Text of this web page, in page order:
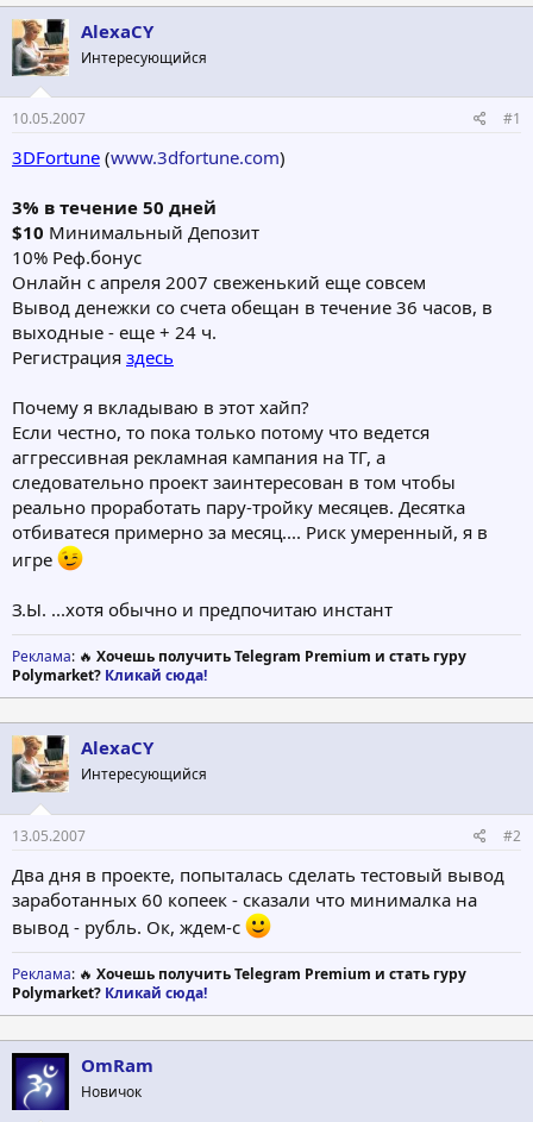
т
о
р
т
е
м
т
а
н
ч
а
AlexaCY
Интересующийся
10.05.2007 #1
3DFortune (www.3dfortune.com)
3% в течение 50 дней
$10 Минимальный Депозит
10% Реф.бонус
Онлайн с апреля 2007 свеженький еще совсем
Вывод денежки со счета обещан в течение 36 часов, в
выходные - еще + 24 ч.
Регистрация здесь
Почему я вкладываю в этот хайп?
Если честно, то пока только потому что ведется
аггрессивная рекламная кампания на ТГ, а
следовательно проект заинтересован в том чтобы
реально проработать пару-тройку месяцев. Десятка
отбиватеся примерно за месяц.... Риск умеренный, я в
игре
З.Ы. ...хотя обычно и предпочитаю инстант
Реклама: 🔥 Хочешь получить Telegram Premium и стать гуру
Polymarket? Кликай сюда!
AlexaCY
Интересующийся
13.05.2007 #2
Два дня в проекте, попыталась сделать тестовый вывод
заработанных 60 копеек - сказали что минималка на
вывод - рубль. Ок, ждем-с
Реклама: 🔥 Хочешь получить Telegram Premium и стать гуру
Polymarket? Кликай сюда!
OmRam
Новичок